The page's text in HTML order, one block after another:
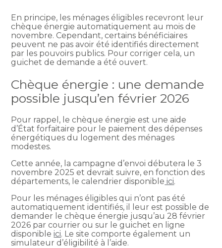
En principe, les ménages éligibles recevront leur
chèque énergie automatiquement au mois de
novembre. Cependant, certains bénéficiaires
peuvent ne pas avoir été identifiés directement
par les pouvoirs publics. Pour corriger cela, un
guichet de demande a été ouvert.
Chèque énergie : une demande
possible jusqu’en février 2026
Pour rappel, le chèque énergie est une aide
d’État forfaitaire pour le paiement des dépenses
énergétiques du logement des ménages
modestes.
Cette année, la campagne d’envoi débutera le 3
novembre 2025 et devrait suivre, en fonction des
départements, le calendrier disponible ici.
Pour les ménages éligibles qui n’ont pas été
automatiquement identifiés, il leur est possible de
demander le chèque énergie jusqu’au 28 février
2026 par courrier ou sur le guichet en ligne
disponibleici. Le site comporte également un
simulateur d’éligibilité à l’aide.